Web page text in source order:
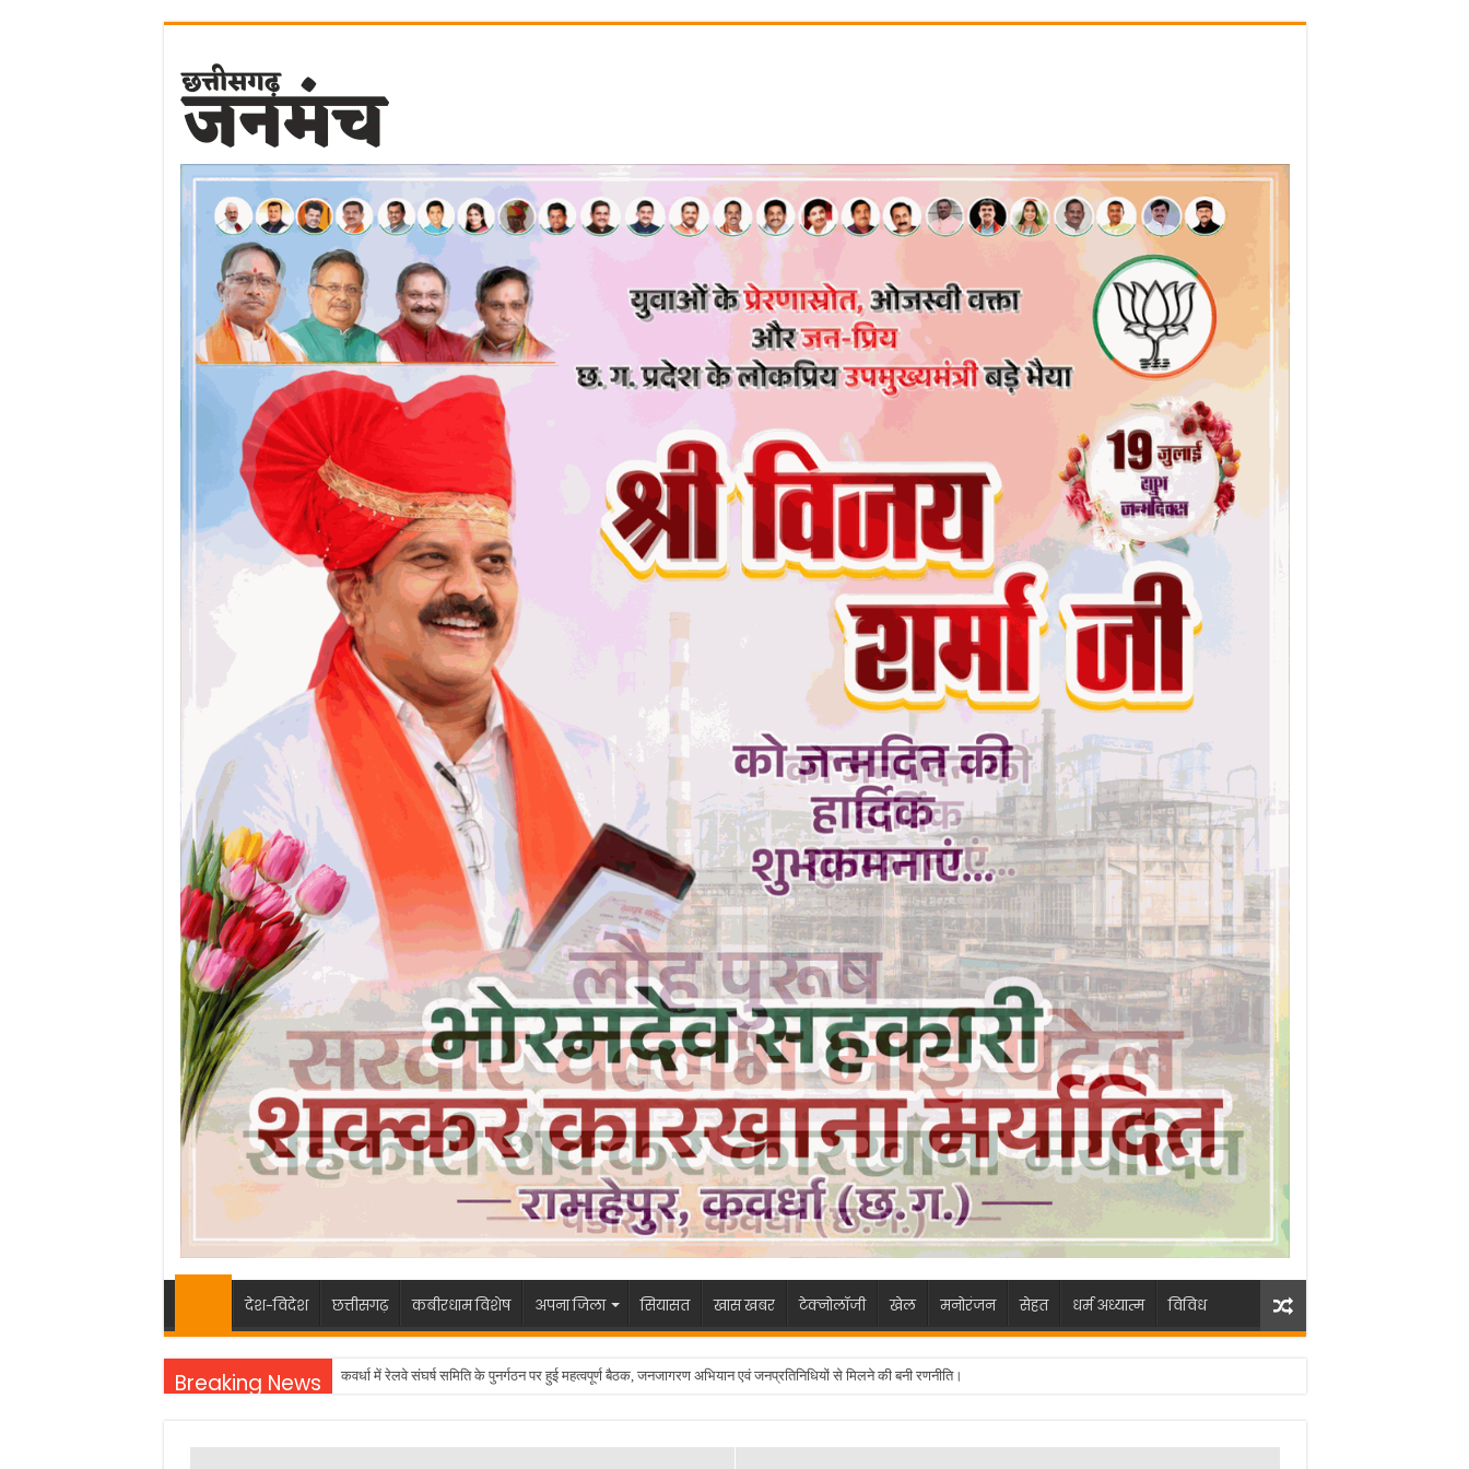
देश-विदेश छत्तीसगढ़ कबीरधाम विशेष अपना जिला सियासत खास खबर टेक्नोलॉजी खेल मनोरंजन सेहत धर्म अध्यात्म विविध
Breaking News कवर्धा में रेलवे संघर्ष समिति के पुनर्गठन पर हुई महत्वपूर्ण बैठक, जनजागरण अभियान एवं जनप्रतिनिधियों से मिलने की बनी रणनीति।